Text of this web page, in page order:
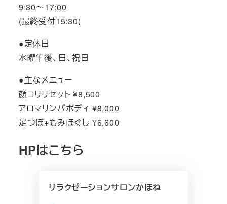
9:30～17:00
(最終受付15:30)
●定休日
水曜午後、日、祝日
●主なメニュー
顔コリリセット ¥8,500
アロマリンパボディ ¥8,000
足つぼ+もみほぐし ¥6,600
HPはこちら
リラクゼーションサロンかほね